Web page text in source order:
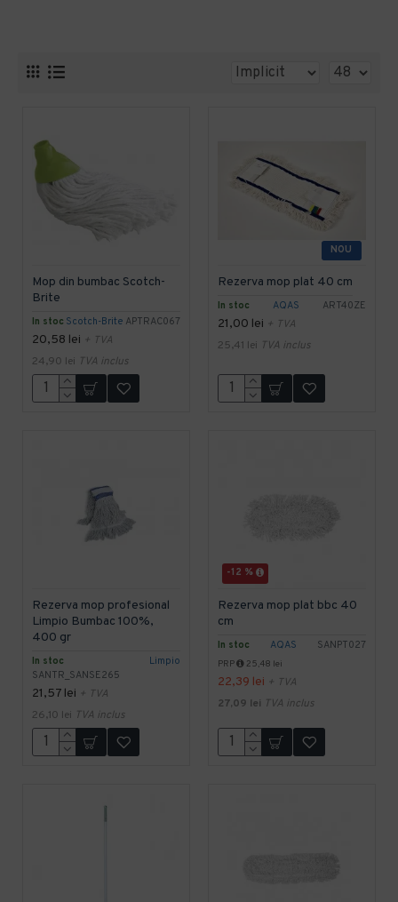
In stoc Scotch-Brite APTRAC067
Mop din bumbac Scotch-
Brite
20,58 lei + TVA
24,90 lei TVA inclus
NOU
In stoc AQAS ART40ZE
Rezerva mop plat 40 cm
21,00 lei + TVA
25,41 lei TVA inclus
In stoc
Limpio
SANTR_SANSE265
Rezerva mop profesional
Limpio Bumbac 100%,
400 gr
21,57 lei + TVA
26,10 lei TVA inclus
-12 %
In stoc AQAS SANPT027
Rezerva mop plat bbc 40
cm
PRP 25,48 lei
22,39 lei + TVA
27,09 lei TVA inclus